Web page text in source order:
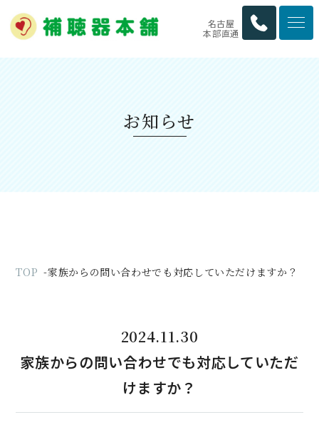
名古屋
本部直通
お知らせ
TOP 家族からの問い合わせでも対応していただけますか？
2024.11.30
家族からの問い合わせでも対応していただ
けますか？